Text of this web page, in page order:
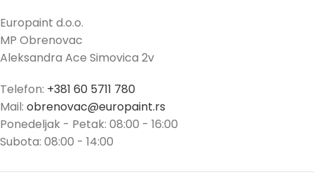
Europaint d.o.o.
MP Obrenovac
Aleksandra Ace Simovica 2v
Telefon: +381 60 5711 780
Mail: obrenovac@europaint.rs
Ponedeljak - Petak: 08:00 - 16:00
Subota: 08:00 - 14:00